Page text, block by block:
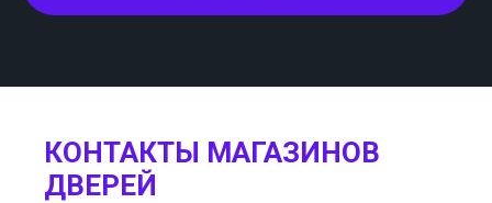
КОНТАКТЫ МАГАЗИНОВ
ДВЕРЕЙ